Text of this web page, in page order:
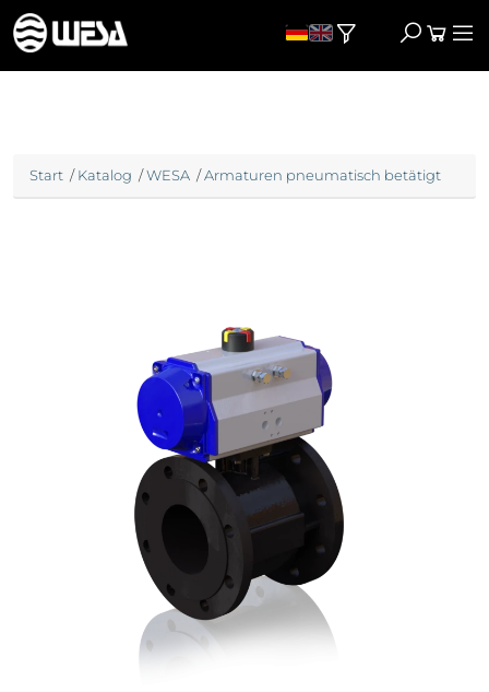
Start /Katalog /WESA /Armaturen pneumatisch betätigt